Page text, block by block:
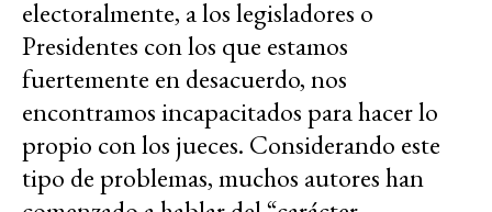
electoralmente, a los legisladores o
Presidentes con los que estamos
fuertemente en desacuerdo, nos
encontramos incapacitados para hacer lo
propio con los jueces. Considerando este
tipo de problemas, muchos autores han